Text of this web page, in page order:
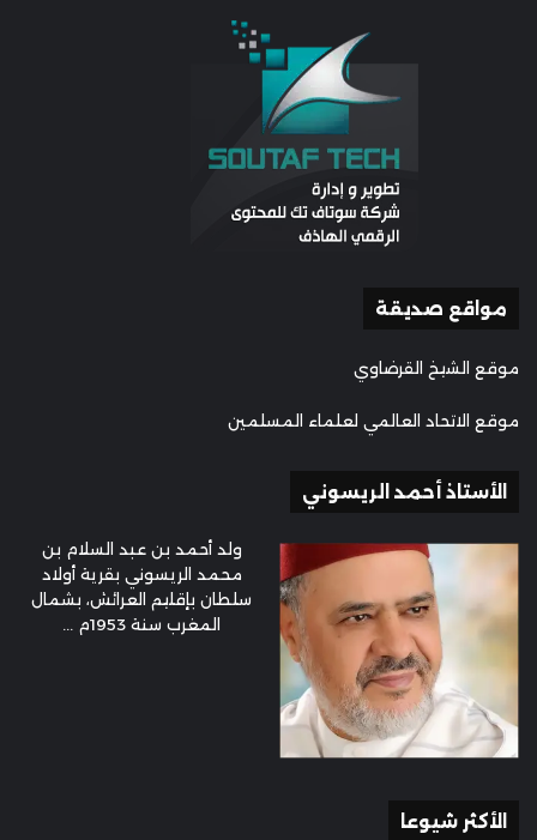
مواقع صديقة
موقع الشيخ القرضاوي
موقع الاتحاد العالمي لعلماء المسلمين
الأستاذ أحمد الريسوني
ولد أحمد بن عبد السلام بن
محمد الريسوني بقرية أولاد
سلطان بإقليم العرائش، بشمال
المغرب سنة 1953م ...
الأكثر شيوعا